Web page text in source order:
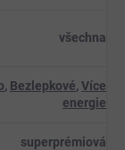
všechna
, Bezlepkové, Více
energie
superprémiová